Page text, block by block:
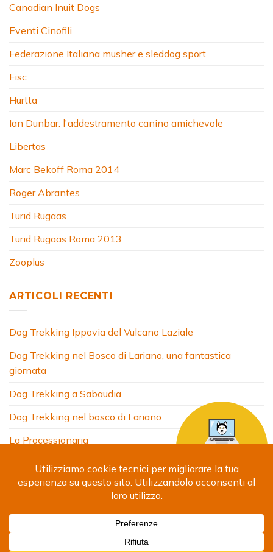
Canadian Inuit Dogs
Eventi Cinofili
Federazione Italiana musher e sleddog sport
Fisc
Hurtta
Ian Dunbar: l'addestramento canino amichevole
Libertas
Marc Bekoff Roma 2014
Roger Abrantes
Turid Rugaas
Turid Rugaas Roma 2013
Zooplus
ARTICOLI RECENTI
Dog Trekking Ippovia del Vulcano Laziale
Dog Trekking nel Bosco di Lariano, una fantastica
giornata
Dog Trekking a Sabaudia
Dog Trekking nel bosco di Lariano
La Processionaria
COSA FACCIO
SITI AMICI
CONTATTI
Copyright 2024 © Debora Segna. Designed by